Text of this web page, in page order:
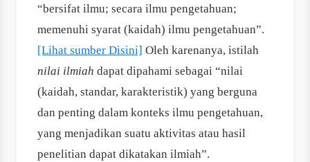
“bersifat ilmu; secara ilmu pengetahuan;
memenuhi syarat (kaidah) ilmu pengetahuan”.
[Lihat sumber Disini] Oleh karenanya, istilah
nilai ilmiah dapat dipahami sebagai “nilai
(kaidah, standar, karakteristik) yang berguna
dan penting dalam konteks ilmu pengetahuan,
yang menjadikan suatu aktivitas atau hasil
penelitian dapat dikatakan ilmiah”.